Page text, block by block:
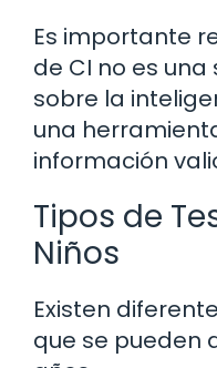
Es importante
de CI no es
sobre la
una
información
Tipos de
Niños
Existen
que se pueden